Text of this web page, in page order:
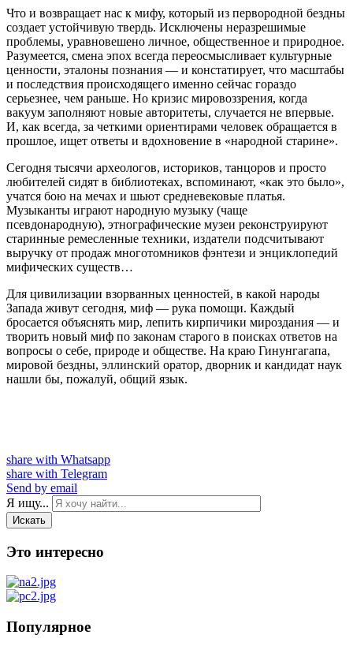
Что и возвращает нас к мифу, который из первородной бездны
создает устойчивую твердь. Исключены неразрешимые
проблемы, уравновешено личное, общественное и природное.
Разумеется, смена эпох всегда переосмысливает культурные
ценности, эталоны познания — и констатирует, что масштабы
и последствия происходящего именно сейчас гораздо
серьезнее, чем раньше. Но кризис мировоззрения, когда
вакуум заполняют новые авторитеты, случается не впервые.
И, как всегда, за четкими ориентирами человек обращается в
прошлое, ищет ответы и вдохновение в «народной старине».
Сегодня тысячи археологов, историков, танцоров и просто
любителей сидят в библиотеках, вспоминают, «как это было»,
учатся бою на мечах и шьют средневековые платья.
Музыканты играют народную музыку (чаще
псевдонародную), этнографические музеи реконструируют
старинные ремесленные техники, издатели подсчитывают
выручку от продаж многотомников фэнтези и энциклопедий
мифических существ…
Для цивилизации взорванных ценностей, в какой народы
Запада живут сегодня, миф — рука помощи. Каждый
бросается объяснять мир, лепить кирпичики мироздания — и
творить новый миф по законам старого в поисках ответов на
вопросы о себе, природе и обществе. На краю Гинунгагапа,
мировой бездны, эллинский оратор, дворник и кандидат наук
нашли бы, пожалуй, общий язык.
share with Whatsapp
share with Telegram
Send by email
Я ищу...
Искать
Это интересно
Популярное